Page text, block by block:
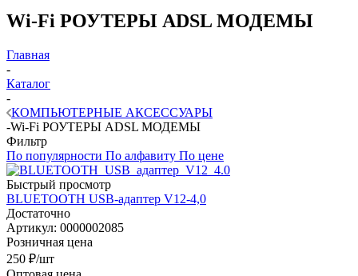
Wi-Fi РОУТЕРЫ ADSL МОДЕМЫ
Главная
-
Каталог
-
КОМПЬЮТЕРНЫЕ АКСЕССУАРЫ
-Wi-Fi РОУТЕРЫ ADSL МОДЕМЫ
Фильтр
По популярности По алфавиту По цене
Быстрый просмотр
BLUETOOTH USB-адаптер V12-4,0
Достаточно
Артикул: 0000002085
Розничная цена
250 ₽/шт